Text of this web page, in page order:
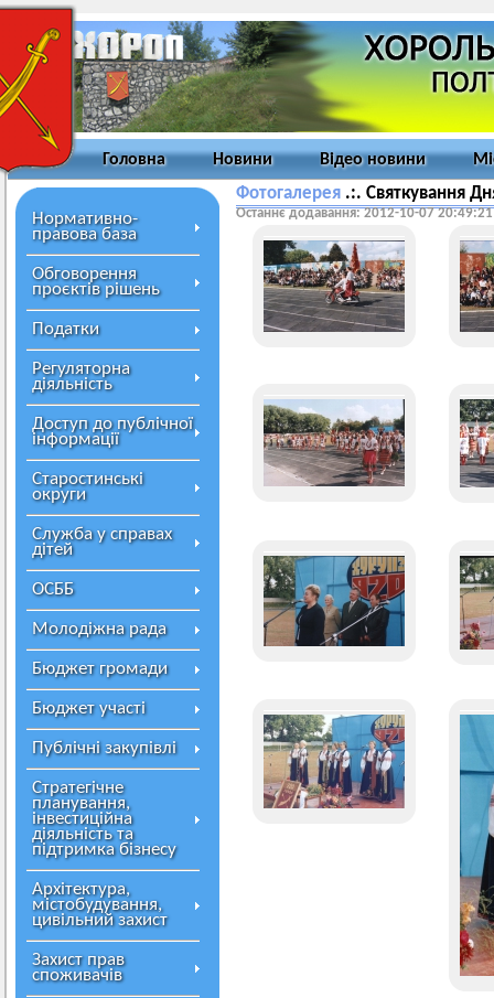
Головна Новини Відео новини
Нормативно-
правова база
Обговорення
проєктів рішень
Податки
Регуляторна
діяльність
Доступ до публічної
інформації
Старостинські
округи
Служба у справах
дітей
ОСББ
Молодіжна рада
Бюджет громади
Бюджет участі
Публічні закупівлі
Стратегічне
планування,
інвестиційна
діяльність та
підтримка бізнесу
Архітектура,
містобудування,
цивільний захист
Захист прав
споживачів
Фотогалерея .:. Святкування
Останнє додавання: 2012-10-07 20:49:21